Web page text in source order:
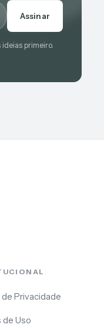
Assinar
primeiro.
de Privacidade
de Uso